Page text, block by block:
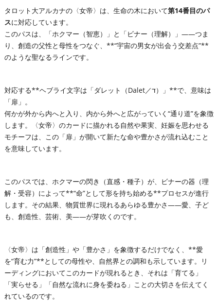
タロット大アルカナの〈女帝〉は、生命の木において第14番目のパ
スに対応しています。
このパスは、「ホクマー（智恵）」と「ビナー（理解）」――つま
り、創造の父性と母性をつなぐ、**“宇宙の男女が出会う交差点”**
のような聖なるラインです。
対応する**ヘブライ文字は「ダレット（Dalet／ד）」**で、意味は
「扉」。
何かが外から内へと入り、内から外へと広がっていく“通り道”を象徴
します。〈女帝〉のカードに描かれる自然や果実、妊娠を思わせる
モチーフは、この「扉」が開いて新たな命や豊かさが流れ込むこと
を意味しています。
このパスでは、ホクマーの閃き（直感・種子）が、ビナーの器（理
解・受容）によって**“命”として形を持ち始める**プロセスが進行
します。その結果、物質世界に現れるあらゆる豊かさ――愛、子ど
も、創造性、芸術、美――が芽吹くのです。
〈女帝〉は「創造性」や「豊かさ」を象徴するだけでなく、**愛
を“育む力”**としての母性や、自然界との調和も示しています。リ
ーディングにおいてこのカードが現れるとき、それは「育てる」
「実らせる」「自然な流れに身を委ねる」ことの大切さを伝えてく
れているのです。